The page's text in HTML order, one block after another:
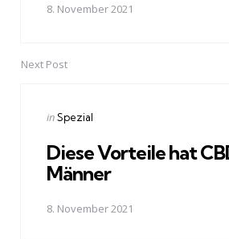
8. November 2021
Next Post
Posted
inSpezial
Diese Vorteile hat
Männer
8. November 2021